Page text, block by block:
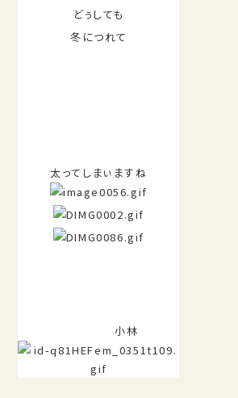
どぅしても
冬につれて
太ってしまぃますね
小林